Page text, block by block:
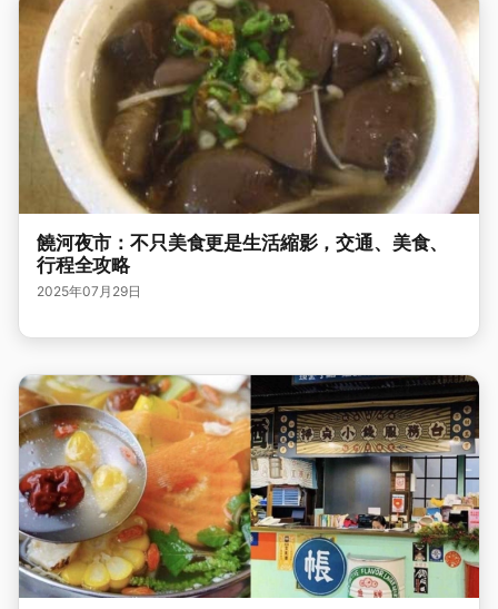
饒河夜市：不只美食更是生活縮影，交通、美食、
行程全攻略
2025年07月29日